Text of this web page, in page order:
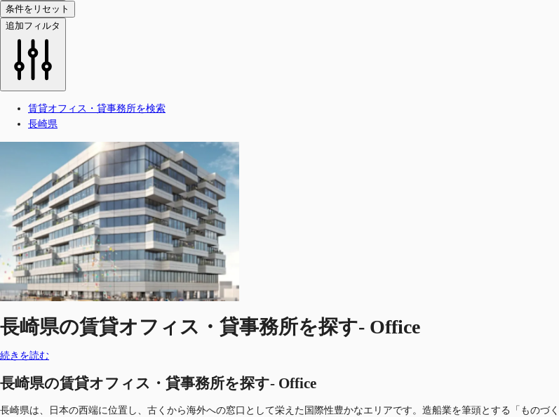
条件をリセット
追加フィルタ
賃貸オフィス・貸事務所を検索
長崎県
長崎県の賃貸オフィス・貸事務所を探す- Office
続きを読む
長崎県の賃貸オフィス・貸事務所を探す- Office
長崎県は、日本の西端に位置し、古くから海外への窓口として栄えた国際性豊かなエリアです。造船業を筆頭とする「もの